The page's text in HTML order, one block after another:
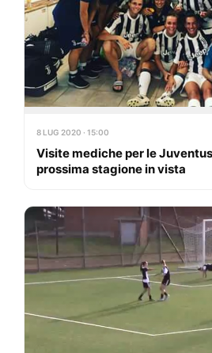
8 LUG 2020 · 15:00
Visite mediche per le
prossima stagione in vista